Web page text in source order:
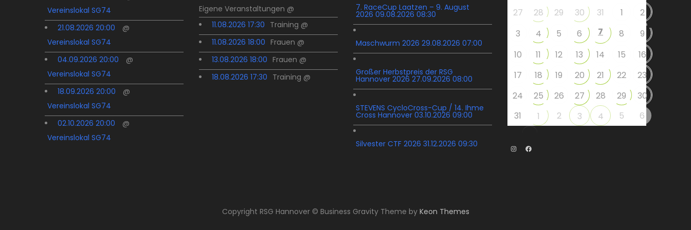
Vereinslokal SG74
21.08.2026 20:00
@
Vereinslokal SG74
04.09.2026 20:00
@
Vereinslokal SG74
18.09.2026 20:00
@
Vereinslokal SG74
02.10.2026 20:00
@
Vereinslokal SG74
Eigene Veranstaltungen @
11.08.2026 17:30 Training @
11.08.2026 18:00 Frauen @
13.08.2026 18:00 Frauen @
18.08.2026 17:30 Training @
7. RaceCup Laatzen – 9. August
2026 09.08.2026 08:30
Maschwurm 2026 29.08.2026 07:00
Großer Herbstpreis der RSG
Hannover 2026 27.09.2026 08:00
STEVENS CycloCross-Cup / 14. Ihme
Cross Hannover 03.10.2026 09:00
Silvester CTF 2026 31.12.2026 09:30
27 28 29 30 31 1
2
3
4 5 6 7 8
9
10
11 12 13 14 15
16
17
18 19 20 21 22
23
24
25 26 27 28 29
30
31
1 2 3 4 5 6
Copyright RSG Hannover © Business Gravity Theme by Keon Themes